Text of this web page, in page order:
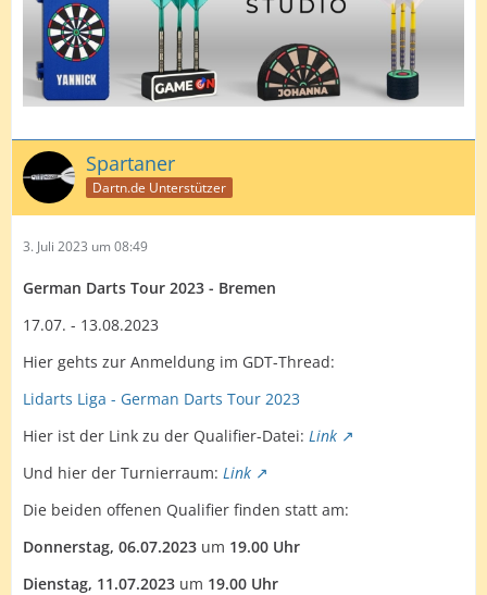
Spartaner
Dartn.de Unterstützer
3. Juli 2023 um 08:49
German Darts Tour 2023 - Bremen
17.07. - 13.08.2023
Hier gehts zur Anmeldung im GDT-Thread:
Lidarts Liga - German Darts Tour 2023
Hier ist der Link zu der Qualifier-Datei: Link
Und hier der Turnierraum: Link
Die beiden offenen Qualifier finden statt am:
Donnerstag, 06.07.2023 um 19.00 Uhr
Dienstag, 11.07.2023 um 19.00 Uhr